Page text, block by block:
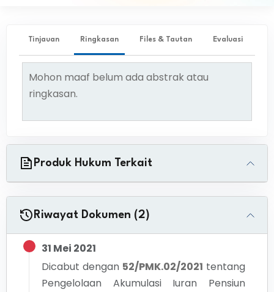
Tinjauan Ringkasan Files & Tautan Evaluasi
Mohon maaf belum ada abstrak atau
ringkasan.
Produk Hukum Terkait
Riwayat Dokumen (2)
31 Mei 2021
Dicabut dengan 52/PMK.02/2021 tentang
Pengelolaan Akumulasi Iuran Pensiun